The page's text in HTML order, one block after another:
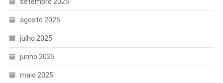
agosto 2025
julho 2025
junho 2025
maio 2025